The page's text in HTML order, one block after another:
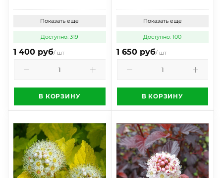
Показать еще
Доступно: 319
1 400 руб/ шт
В КОРЗИНУ
Показать еще
Доступно: 100
1 650 руб/ шт
В КОРЗИНУ